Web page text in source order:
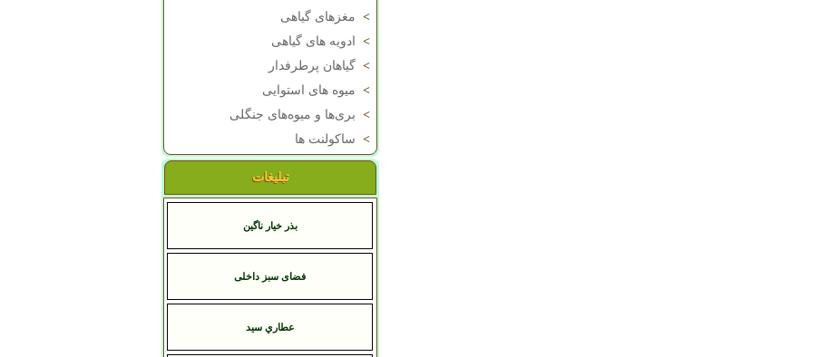
> مغزهای گیاهی
>
ادویه های گیاهی
> گیاهان پرطرفدار
> میوه های استوایی
> بری‌ها و میوه‌های جنگلی
> ساکولنت ها
تبلیغات
بذر خیار ناگین
فضای سبز داخلی
عطاري سيد